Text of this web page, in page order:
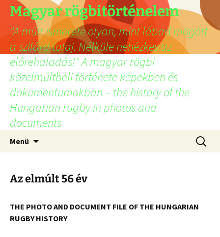
Ugrás
tartalomhoz
Magyar rögbitörténelem
"A múlt ismerete olyan, mint lábad mögött
a szilárd talaj. Nélküle nehézkes az
előrehaladás!" A magyar rögbi
közelmúltbeli története képekben és
dokumentumokban – the history of the
Hungarian rugby in photos and
documents
Menü
Az elmúlt 56 év
THE PHOTO AND DOCUMENT FILE OF THE HUNGARIAN
RUGBY HISTORY